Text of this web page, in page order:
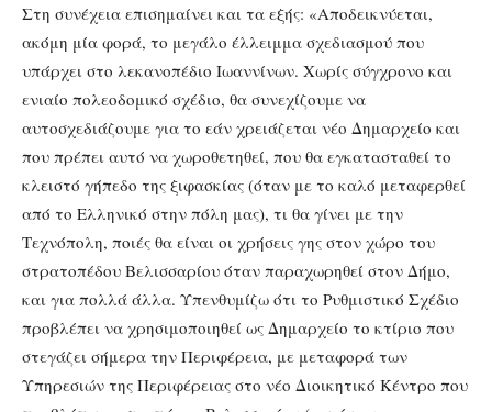
Στη συνέχεια επισημαίνει και τα εξής: «Αποδεικνύεται,
ακόμη μία φορά, το μεγάλο έλλειμμα σχεδιασμού που
υπάρχει στο λεκανοπέδιο Ιωαννίνων. Χωρίς σύγχρονο και
ενιαίο πολεοδομικό σχέδιο, θα συνεχίζουμε να
αυτοσχεδιάζουμε για το εάν χρειάζεται νέο Δημαρχείο και
που πρέπει αυτό να χωροθετηθεί, που θα εγκατασταθεί το
κλειστό γήπεδο της ξιφασκίας (όταν με το καλό μεταφερθεί
από το Ελληνικό στην πόλη μας), τι θα γίνει με την
Τεχνόπολη, ποιές θα είναι οι χρήσεις γης στον χώρο του
στρατοπέδου Βελισσαρίου όταν παραχωρηθεί στον Δήμο,
και για πολλά άλλα. Υπενθυμίζω ότι το Ρυθμιστικό Σχέδιο
προβλέπει να χρησιμοποιηθεί ως Δημαρχείο το κτίριο που
στεγάζει σήμερα την Περιφέρεια, με μεταφορά των
Υπηρεσιών της Περιφέρειας στο νέο Διοικητικό Κέντρο που